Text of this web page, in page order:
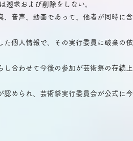
遡求および削除をしない。
音声、動画であって、他者が同時に
個人情報で、その実行委員に破棄の
合わせて今後の参加が芸術祭の存続上
められ、芸術祭実行委員会が公式に